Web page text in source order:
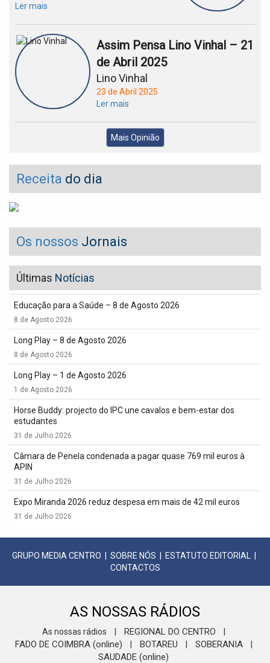
Ler mais
Assim Pensa Lino Vinhal – 21
de Abril 2025
Lino Vinhal
23 de Abril 2025
Ler mais
Mais Opinião
Receita do dia
Os nossos Jornais
Últimas Notícias
Educação para a Saúde – 8 de Agosto 2026
8 de Agosto 2026
Long Play – 8 de Agosto 2026
8 de Agosto 2026
Long Play – 1 de Agosto 2026
1 de Agosto 2026
Horse Buddy: projecto do IPC une cavalos e bem-estar dos
estudantes
31 de Julho 2026
Câmara de Penela condenada a pagar quase 769 mil euros à
APIN
31 de Julho 2026
Expo Miranda 2026 reduz despesa em mais de 42 mil euros
31 de Julho 2026
GRUPO MEDIA CENTRO SOBRE NÓS ESTATUTO EDITORIAL
CONTACTOS
AS NOSSAS RÁDIOS
As nossas rádios REGIONAL DO CENTRO
FADO DE COIMBRA (online) BOTAREU SOBERANIA
SAUDADE (online)